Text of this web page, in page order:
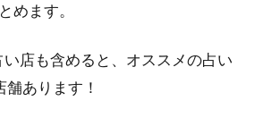
めます。
店も含めると、オススメの占い
あります！